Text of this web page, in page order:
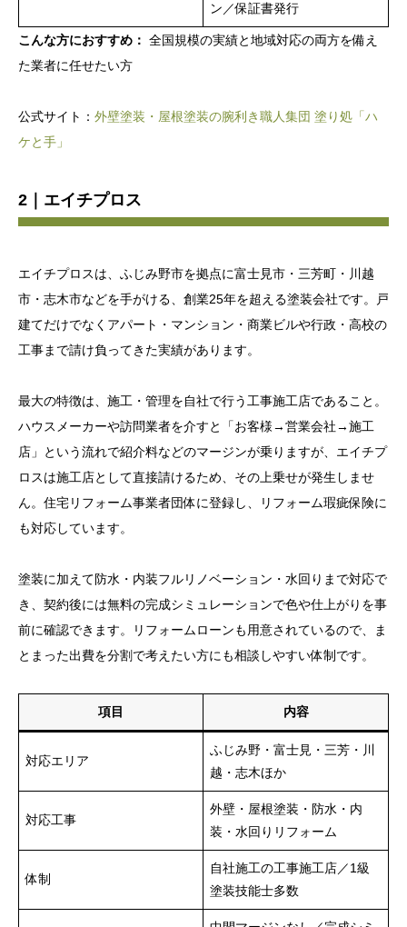
ン／保証書発行
こんな方におすすめ： 全国規模の実績と地域対応の両方を備え
た業者に任せたい方
公式サイト： 外壁塗装・屋根塗装の腕利き職人集団 塗り処「ハ
ケと手」
2｜エイチプロス
エイチプロスは、ふじみ野市を拠点に富士見市・三芳町・川越
市・志木市などを手がける、創業25年を超える塗装会社です。戸
建てだけでなくアパート・マンション・商業ビルや行政・高校の
工事まで請け負ってきた実績があります。
最大の特徴は、施工・管理を自社で行う工事施工店であること。
ハウスメーカーや訪問業者を介すと「お客様→営業会社→施工
店」という流れで紹介料などのマージンが乗りますが、エイチプ
ロスは施工店として直接請けるため、その上乗せが発生しませ
ん。住宅リフォーム事業者団体に登録し、リフォーム瑕疵保険に
も対応しています。
塗装に加えて防水・内装フルリノベーション・水回りまで対応で
き、契約後には無料の完成シミュレーションで色や仕上がりを事
前に確認できます。リフォームローンも用意されているので、ま
とまった出費を分割で考えたい方にも相談しやすい体制です。
項目 内容
対応エリア
ふじみ野・富士見・三芳・川
越・志木ほか
対応工事
外壁・屋根塗装・防水・内
装・水回りリフォーム
体制
自社施工の工事施工店／1級
塗装技能士多数